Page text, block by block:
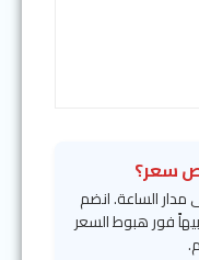
سعر؟
مدار الساعة. انضم
فور هبوط السعر